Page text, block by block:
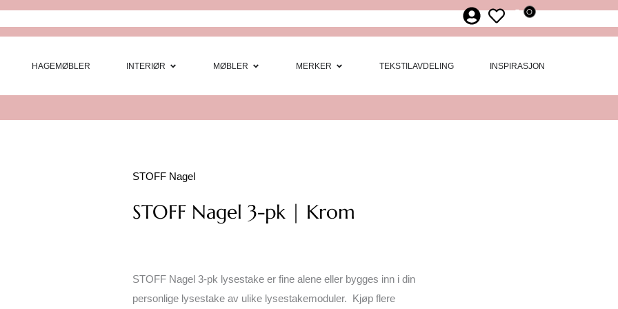
0
HAGEMØBLER INTERIØR Open Interiør
MØBLER Open Møbler
MERKER Open Merker
TEKSTILAVDELING INSPIRASJON
STOFF Nagel
STOFF Nagel 3-pk | Krom
STOFF Nagel 3-pk lysestake er fine alene eller bygges inn i din
personlige lysestake av ulike lysestakemoduler. Kjøp flere